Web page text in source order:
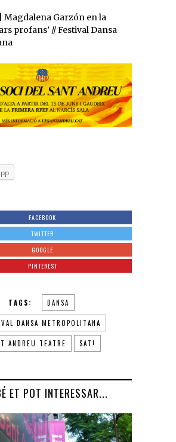
Magdalena Garzón en la
profans’ // Festival Dansa
FACEBOOK
TWITTER
GOOGLE
PINTEREST
TAGS: DANSA
DANSA METROPOLITANA
ANDREU TEATRE SAT!
ET POT INTERESSAR...